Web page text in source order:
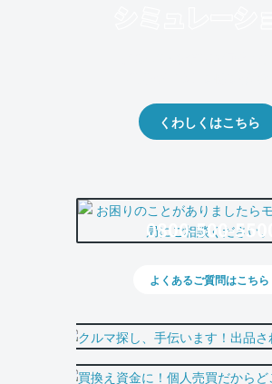
くわしくはこちら
0800-500-5500
よくあるご質問はこちら